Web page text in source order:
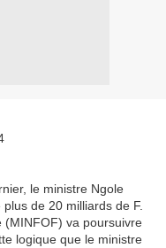
le ministre Ngole
de 20 milliards de F.
(MINFOF) va poursuivre
logique que le ministre